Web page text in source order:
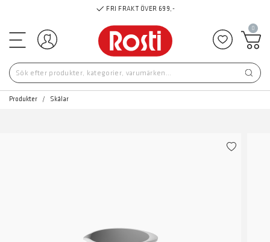
FRI FRAKT ÖVER 699,-
Logga in Lägg till
0
Produkter Skålar